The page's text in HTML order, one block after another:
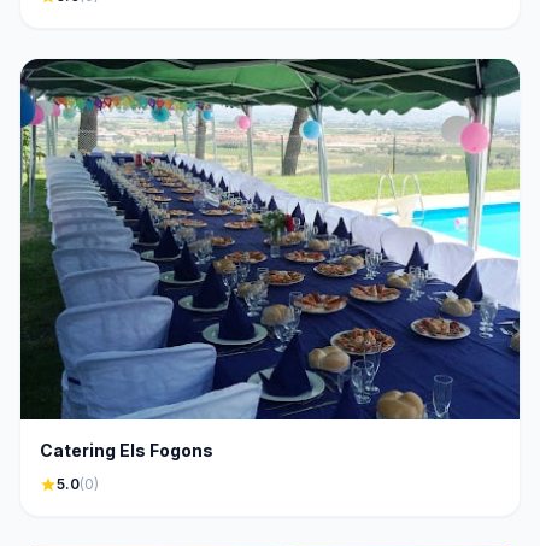
Catering Els Fogons
star5.0(0)